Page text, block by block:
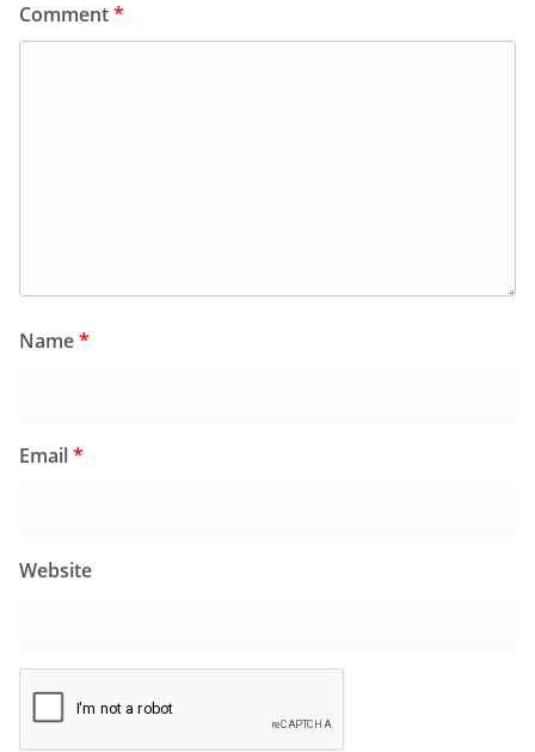
Comment*
Name*
Email*
Website